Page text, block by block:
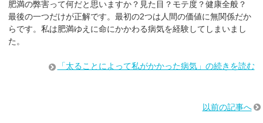
肥満の弊害って何だと思いますか？見た目？モテ度？健康全般？
最後の一つだけが正解です。最初の2つは人間の価値に無関係だか
らです。私は肥満ゆえに命にかかわる病気を経験してしまいまし
た。
「太ることによって私がかかった病気」の続きを読む
以前の記事へ